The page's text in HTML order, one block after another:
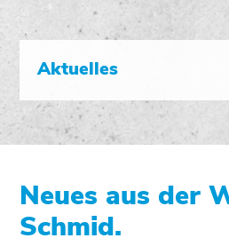
Aktuelles
Neues aus der
Schmid.